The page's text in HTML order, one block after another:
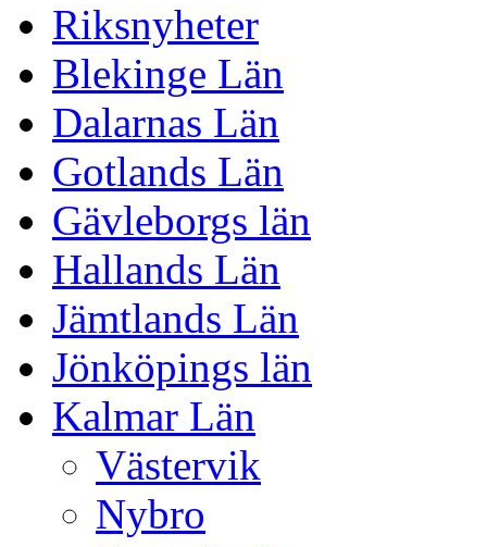
Riksnyheter
Blekinge Län
Dalarnas Län
Gotlands Län
Gävleborgs län
Hallands Län
Jämtlands Län
Jönköpings län
Kalmar Län
Västervik
Nybro